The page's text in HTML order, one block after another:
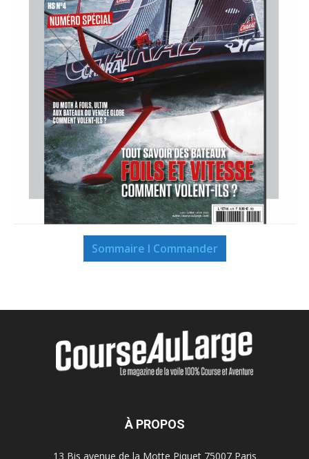
Sommaire I Commander
À PROPOS
13 Bis avenue de la Motte Piquet 75007 Paris